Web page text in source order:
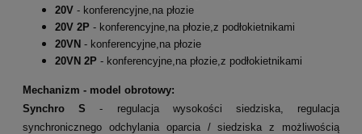
20V - konferencyjne,na płozie
20V 2P - konferencyjne,na płozie,z podłokietnikami
20VN - konferencyjne,na płozie
20VN 2P - konferencyjne,na płozie,z podłokietnikami
Mechanizm - model obrotowy:
Synchro S - regulacja wysokości siedziska, regulacja
synchronicznego odchylania oparcia / siedziska z możliwością